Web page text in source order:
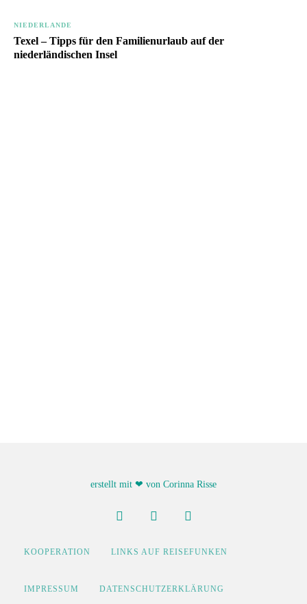
NIEDERLANDE
Texel – Tipps für den Familienurlaub auf der
niederländischen Insel
erstellt mit ❤ von Corinna Risse
KOOPERATION LINKS AUF REISEFUNKEN
IMPRESSUM DATENSCHUTZERKLÄRUNG